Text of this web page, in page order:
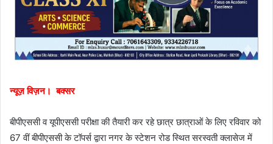
न्यूज़ विज़न। बक्सर
बीपीएससी व यूपीएससी परीक्षा की तैयारी कर रहे छात्र छात्राओं के लिए रविवार को
67 वीं बीपीएससी के टॉपर्स द्वारा नगर के स्टेशन रोड स्थित सरस्वती क्लासेज में